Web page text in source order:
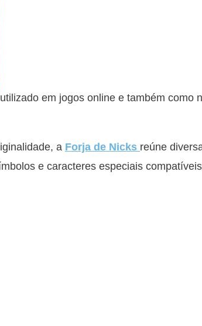
em jogos online e também como
a Forja de Nicks reúne
e caracteres especiais